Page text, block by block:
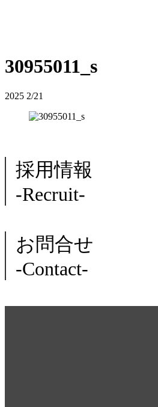
30955011_s
2025 2/21
採用情報
-Recruit-
お問合せ
-Contact-